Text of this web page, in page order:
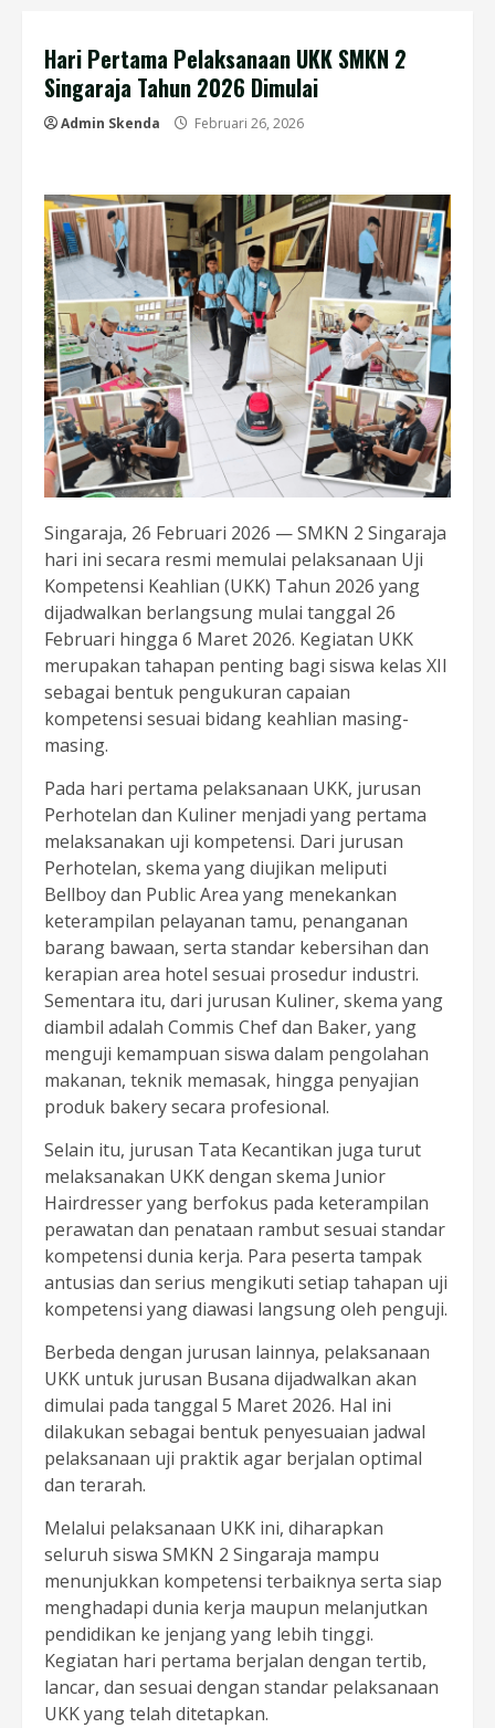
Hari Pertama Pelaksanaan UKK SMKN 2
Singaraja Tahun 2026 Dimulai
Admin Skenda Februari 26, 2026
Singaraja, 26 Februari 2026 — SMKN 2 Singaraja
hari ini secara resmi memulai pelaksanaan Uji
Kompetensi Keahlian (UKK) Tahun 2026 yang
dijadwalkan berlangsung mulai tanggal 26
Februari hingga 6 Maret 2026. Kegiatan UKK
merupakan tahapan penting bagi siswa kelas XII
sebagai bentuk pengukuran capaian
kompetensi sesuai bidang keahlian masing-
masing.
Pada hari pertama pelaksanaan UKK, jurusan
Perhotelan dan Kuliner menjadi yang pertama
melaksanakan uji kompetensi. Dari jurusan
Perhotelan, skema yang diujikan meliputi
Bellboy dan Public Area yang menekankan
keterampilan pelayanan tamu, penanganan
barang bawaan, serta standar kebersihan dan
kerapian area hotel sesuai prosedur industri.
Sementara itu, dari jurusan Kuliner, skema yang
diambil adalah Commis Chef dan Baker, yang
menguji kemampuan siswa dalam pengolahan
makanan, teknik memasak, hingga penyajian
produk bakery secara profesional.
Selain itu, jurusan Tata Kecantikan juga turut
melaksanakan UKK dengan skema Junior
Hairdresser yang berfokus pada keterampilan
perawatan dan penataan rambut sesuai standar
kompetensi dunia kerja. Para peserta tampak
antusias dan serius mengikuti setiap tahapan uji
kompetensi yang diawasi langsung oleh penguji.
Berbeda dengan jurusan lainnya, pelaksanaan
UKK untuk jurusan Busana dijadwalkan akan
dimulai pada tanggal 5 Maret 2026. Hal ini
dilakukan sebagai bentuk penyesuaian jadwal
pelaksanaan uji praktik agar berjalan optimal
dan terarah.
Melalui pelaksanaan UKK ini, diharapkan
seluruh siswa SMKN 2 Singaraja mampu
menunjukkan kompetensi terbaiknya serta siap
menghadapi dunia kerja maupun melanjutkan
pendidikan ke jenjang yang lebih tinggi.
Kegiatan hari pertama berjalan dengan tertib,
lancar, dan sesuai dengan standar pelaksanaan
UKK yang telah ditetapkan.